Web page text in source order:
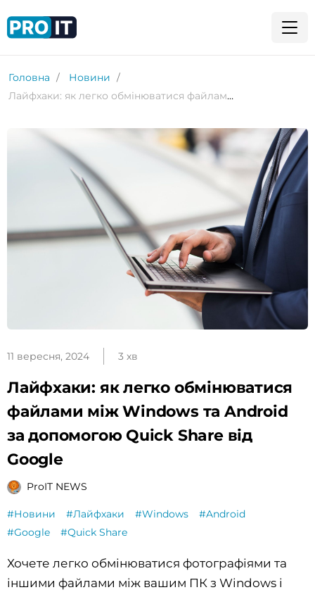
Головна
Новини
Лайфхаки: як легко обмінюватися файлами між Windows та Android за допомогою Quick Share від Google
11 вересня, 2024 3 хв
Лайфхаки: як легко обмінюватися
файлами між Windows та Android
за допомогою Quick Share від
Google
ProIT NEWS
#Новини #Лайфхаки #Windows
#Android
#Google
#Quick Share
Хочете легко обмінюватися фотографіями та
іншими файлами між вашим ПК з Windows і